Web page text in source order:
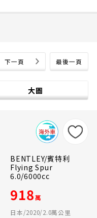
最後一頁
下一頁
大圖
BENTLEY/賓特利
Flying Spur
6.0/6000cc
918萬
日本/2020/2.0萬公里